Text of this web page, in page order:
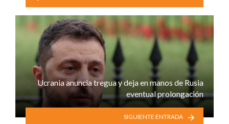
Ucrania anuncia tregua y deja en manos de Rusia
eventual prolongación
SIGUIENTE ENTRADA